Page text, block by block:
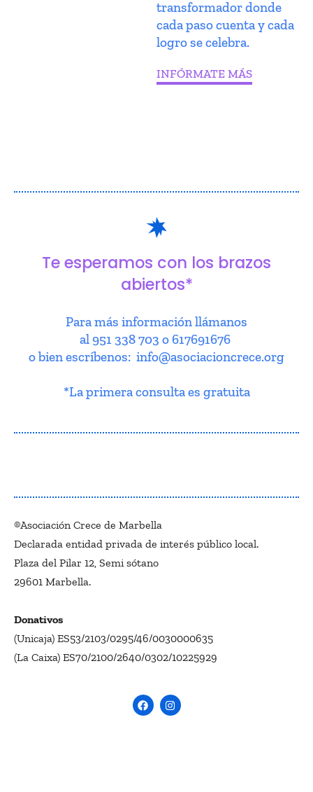
transformador donde
cada paso cuenta y cada
logro se celebra.
INFÓRMATE MÁS
Te esperamos con los brazos
abiertos*
Para más información llámanos
al 951 338 703 o 617691676
o bien escríbenos: info@asociacioncrece.org
*La primera consulta es gratuita
®Asociación Crece de Marbella
Declarada entidad privada de interés público local.
Plaza del Pilar 12, Semi sótano
29601 Marbella.
Donativos
(Unicaja) ES53/2103/0295/46/0030000635
(La Caixa) ES70/2100/2640/0302/10225929